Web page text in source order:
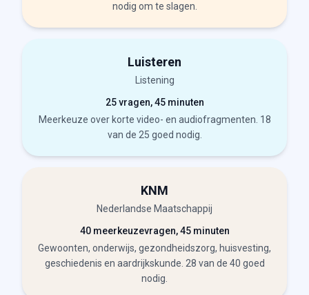
nodig om te slagen.
Luisteren
Listening
25 vragen, 45 minuten
Meerkeuze over korte video- en audiofragmenten. 18
van de 25 goed nodig.
KNM
Nederlandse Maatschappij
40 meerkeuzevragen, 45 minuten
Gewoonten, onderwijs, gezondheidszorg, huisvesting,
geschiedenis en aardrijkskunde. 28 van de 40 goed
nodig.